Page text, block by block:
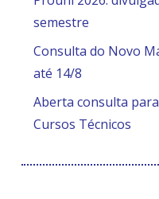
semestre
Consulta do Novo
até 14/8
Aberta consulta
Cursos Técnicos